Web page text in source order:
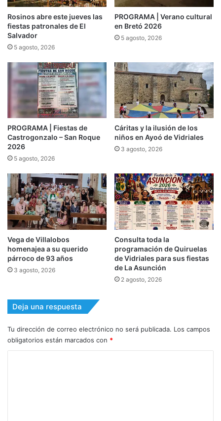
Rosinos abre este jueves las
fiestas patronales de El
Salvador
5 agosto, 2026
PROGRAMA | Verano cultural
en Bretó 2026
5 agosto, 2026
PROGRAMA | Fiestas de
Castrogonzalo – San Roque
2026
5 agosto, 2026
Cáritas y la ilusión de los
niños en Ayoó de Vidriales
3 agosto, 2026
Vega de Villalobos
homenajea a su querido
párroco de 93 años
3 agosto, 2026
Consulta toda la
programación de Quiruelas
de Vidriales para sus fiestas
de La Asunción
2 agosto, 2026
Deja una respuesta
Tu dirección de correo electrónico no será publicada. Los campos
obligatorios están marcados con *